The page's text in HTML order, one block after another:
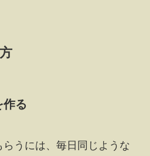
作る
うには、毎日同じような